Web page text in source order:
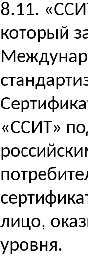
8.11.
который
«ССИТ»
лицо,
уровня.